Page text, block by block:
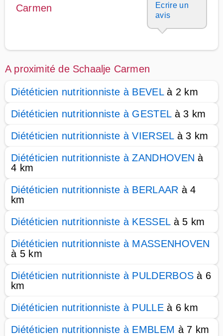
Carmen
Ecrire un
avis
A proximité de Schaalje Carmen
Diététicien nutritionniste à BEVELà 2 km
Diététicien nutritionniste à GESTELà 3 km
Diététicien nutritionniste à VIERSELà 3 km
Diététicien nutritionniste à ZANDHOVEN à
4 km
Diététicien nutritionniste à BERLAAR à 4
km
Diététicien nutritionniste à KESSELà 5 km
Diététicien nutritionniste à MASSENHOVEN
à 5 km
Diététicien nutritionniste à PULDERBOS à 6
km
Diététicien nutritionniste à PULLEà 6 km
Diététicien nutritionniste à EMBLEM à 7 km